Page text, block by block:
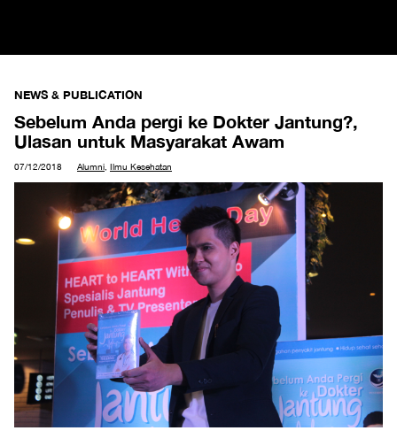
NEWS & PUBLICATION
Sebelum Anda pergi ke Dokter Jantung?,
Ulasan untuk Masyarakat Awam
07/12/2018 Alumni Ilmu Kesehatan